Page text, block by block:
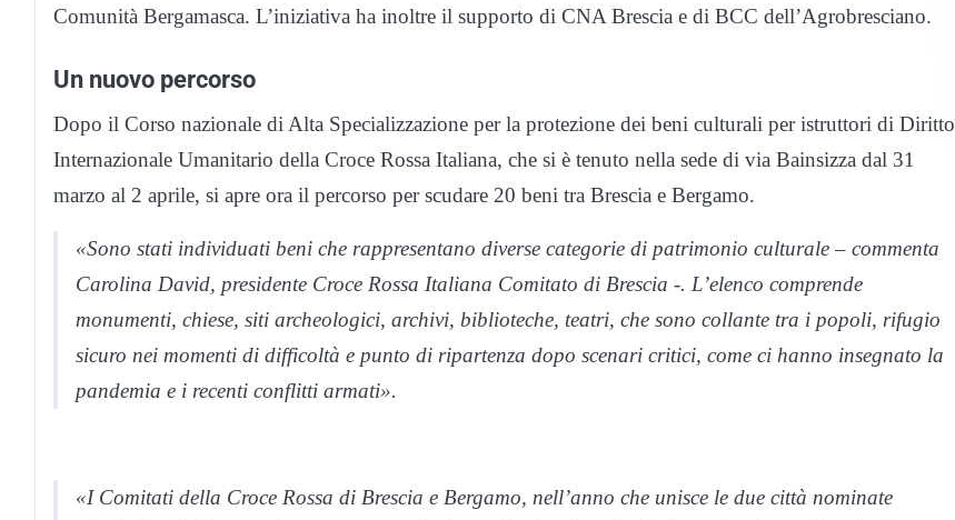
Comunità Bergamasca. L’iniziativa ha inoltre il supporto di CNA Brescia e di BCC dell’Agrobresciano.
Un nuovo percorso
Dopo il Corso nazionale di Alta Specializzazione per la protezione dei beni culturali per istruttori di Diritto
Internazionale Umanitario della Croce Rossa Italiana, che si è tenuto nella sede di via Bainsizza dal 31
marzo al 2 aprile, si apre ora il percorso per scudare 20 beni tra Brescia e Bergamo.
«Sono stati individuati beni che rappresentano diverse categorie di patrimonio culturale – commenta
Carolina David, presidente Croce Rossa Italiana Comitato di Brescia -. L’elenco comprende
monumenti, chiese, siti archeologici, archivi, biblioteche, teatri, che sono collante tra i popoli, rifugio
sicuro nei momenti di difficoltà e punto di ripartenza dopo scenari critici, come ci hanno insegnato la
pandemia e i recenti conflitti armati».
«I Comitati della Croce Rossa di Brescia e Bergamo, nell’anno che unisce le due città nominate